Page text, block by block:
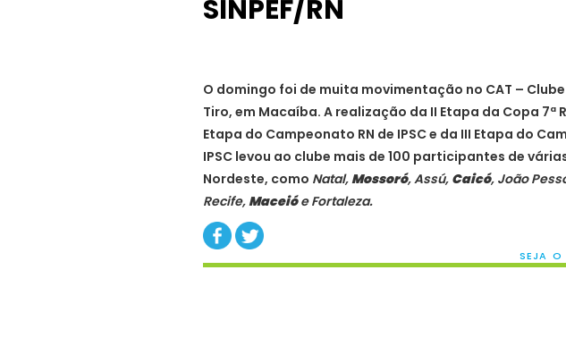
O domingo foi de muita movimentação no CAT –
Tiro, em Macaíba. A realização da II Etapa da Copa 7ª
Etapa do Campeonato RN de IPSC e da III Etapa do
IPSC levou ao clube mais de 100 participantes de
Nordeste, como Natal,Mossoró, Assú, Caicó, João
Recife,Maceióe Fortaleza.
SEJA O